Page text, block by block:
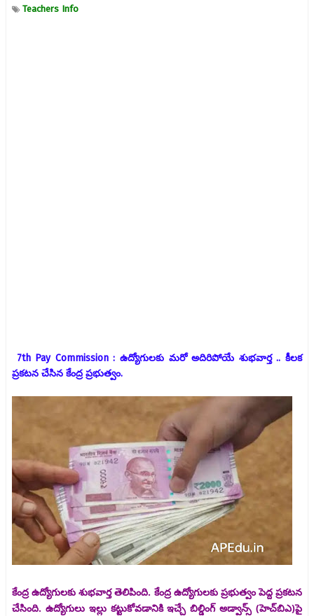
Teachers Info
7th Pay Commission : ఉద్యోగులకు మరో అదిరిపోయే శుభవార్త .. కీలక
ప్రకటన చేసిన కేంద్ర ప్రభుత్వం.
కేంద్ర ఉద్యోగులకు శుభవార్త తెలిపింది. కేంద్ర ఉద్యోగులకు ప్రభుత్వం పెద్ద ప్రకటన
చేసింది. ఉద్యోగులు ఇల్లు కట్టుకోవడానికి ఇచ్చే బిల్డింగ్ అడ్వాన్స్ (హెచ్‌బిఎ)పై